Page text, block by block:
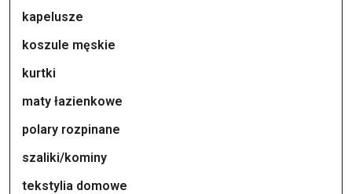
kapelusze
koszule męskie
kurtki
maty łazienkowe
polary rozpinane
szaliki/kominy
tekstylia domowe